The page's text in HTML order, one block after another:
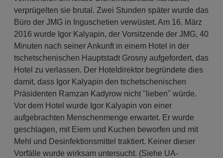
verprügelten sie brutal. Zwei Stunden später wurde das
Büro der JMG in Inguschetien verwüstet. Am 16. März
2016 wurde Igor Kalyapin, der Vorsitzende der JMG, 40
Minuten nach seiner Ankunft in einem Hotel in der
tschetschenischen Hauptstadt Grosny aufgefordert, das
Hotel zu verlassen. Der Hoteldirektor begründete dies
damit, dass Igor Kalyapin den tschetschenischen
Präsidenten Ramzan Kadyrow nicht "lieben" würde.
Vor dem Hotel wurde Igor Kalyapin von einer
aufgebrachten Menschenmenge erwartet. Er wurde
geschlagen, mit Eiern und Kuchen beworfen und mit
Mehl und Desinfektionsmittel traktiert. Keiner dieser
Vorfälle wurde wirksam untersucht. (Siehe UA-